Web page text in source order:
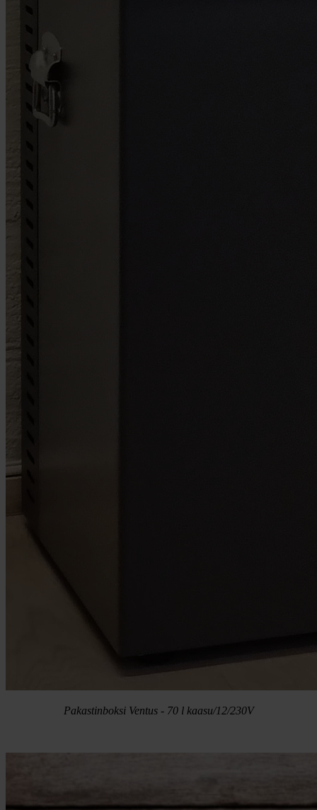
Pakastinboksi Ventus - 70 l kaasu/12/230V